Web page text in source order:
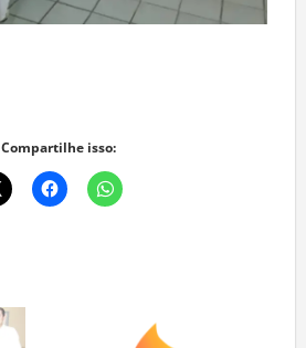
Compartilhe isso: